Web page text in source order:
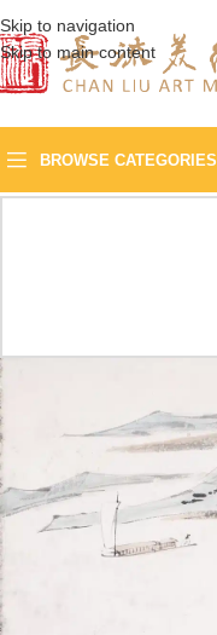
Skip to navigation
Skip to main content
BROWSE CATEGORIES